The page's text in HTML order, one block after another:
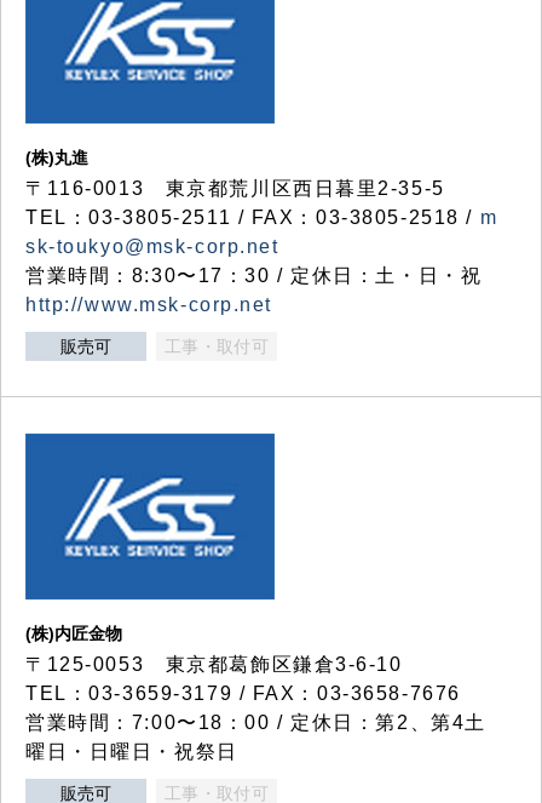
(株)丸進
〒116-0013 東京都荒川区西日暮里2-35-5
TEL：03-3805-2511 / FAX：03-3805-2518 / m
sk-toukyo@msk-corp.net
営業時間：8:30〜17：30 / 定休日：土・日・祝
http://www.msk-corp.net
販売可 工事・取付可
(株)内匠金物
〒125-0053 東京都葛飾区鎌倉3-6-10
TEL：03-3659-3179 / FAX：03-3658-7676
営業時間：7:00〜18：00 / 定休日：第2、第4土
曜日・日曜日・祝祭日
販売可 工事・取付可